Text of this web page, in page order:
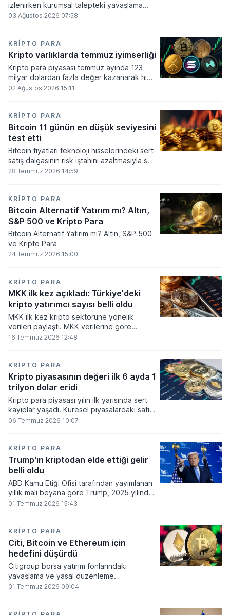
izlenirken kurumsal talepteki yavaşlama
piyasa dinamiklerini etkiliyor. ABD Merkez
çalışmalarındaki belirsizliklerle baskı altında
kalmaya devam ediyor.
03 Ağustos 2026 07:58
KRIPTO PARA
Kripto varlıklarda temmuz iyimserliği
Kripto para piyasası temmuz ayında 123
milyar dolardan fazla değer kazanarak hızlı
bir toparlanma sürecine girdi. Bitcoin ve
2 trilyon 159 milyar 780 milyon dolar
seviyesine ulaştı.
02 Ağustos 2026 15:11
KRIPTO PARA
Bitcoin 11 günün en düşük seviyesini
test etti
Bitcoin fiyatları teknoloji hisselerindeki sert
satış dalgasının risk iştahını azaltmasıyla son
11 günün en düşük seviyesine indi.
28 Temmuz 2026 14:59
KRIPTO PARA
Bitcoin Alternatif Yatırım mı? Altın,
S&P 500 ve Kripto Para
Bitcoin Alternatif Yatırım mı? Altın, S&P 500
ve Kripto Para
24 Temmuz 2026 15:00
KRIPTO PARA
MKK ilk kez açıkladı: Türkiye'deki
kripto yatırımcı sayısı belli oldu
MKK ilk kez kripto sektörüne yönelik
verileri paylaştı. MKK verilerine göre
platformlarda bugüne kadar 5,6 milyon
olarak belirlendi.
16 Temmuz 2026 12:48
KRIPTO PARA
Kripto piyasasının değeri ilk 6 ayda 1
trilyon dolar eridi
Kripto para piyasası yılın ilk yarısında sert
kayıplar yaşadı. Küresel piyasalardaki satış
baskısı ve artan faiz baskısının etkisiyle
06 Temmuz 2026 10:07
KRIPTO PARA
Trump'ın kriptodan elde ettiği gelir
belli oldu
ABD Kamu Etiği Ofisi tarafından yayımlanan
yıllık mali beyana göre Trump, 2025 yılında
kripto para ve memecoin faaliyetlerinden
01 Temmuz 2026 15:43
KRIPTO PARA
Citi, Bitcoin ve Ethereum için
hedefini düşürdü
Citigroup borsa yatırım fonlarındaki
yavaşlama ve yasal düzenleme
beklentilerinin zayıflaması üzerine kripto
01 Temmuz 2026 09:04